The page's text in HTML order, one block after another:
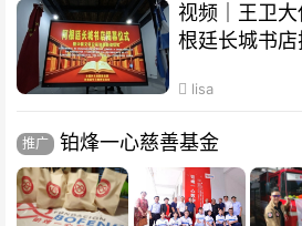
视频｜王卫
根廷长城书
lisa
推广 铂烽一心慈善基金